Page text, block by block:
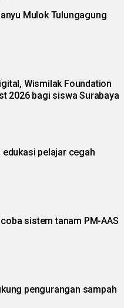
Mulok Tulungagung
Wismilak Foundation
2026 bagi siswa Surabaya
pelajar cegah
sistem tanam PM-AAS
pengurangan sampah